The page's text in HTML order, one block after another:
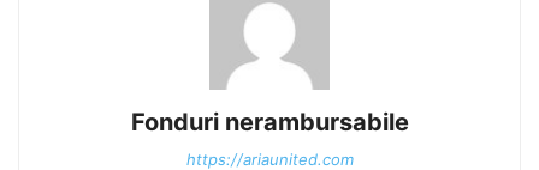
Fonduri nerambursabile
https://ariaunited.com